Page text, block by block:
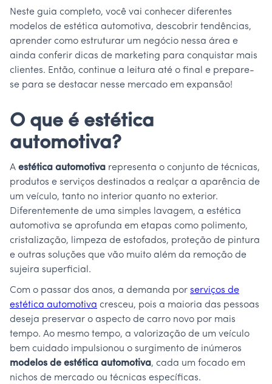
Neste guia completo, você vai conhecer diferentes
modelos de estética automotiva, descobrir tendências,
aprender como estruturar um negócio nessa área e
ainda conferir dicas de marketing para conquistar mais
clientes. Então, continue a leitura até o final e prepare-
se para se destacar nesse mercado em expansão!
O que é estética
automotiva?
A estética automotiva representa o conjunto de técnicas,
produtos e serviços destinados a realçar a aparência de
um veículo, tanto no interior quanto no exterior.
Diferentemente de uma simples lavagem, a estética
automotiva se aprofunda em etapas como polimento,
cristalização, limpeza de estofados, proteção de pintura
e outras soluções que vão muito além da remoção de
sujeira superficial.
Com o passar dos anos, a demanda por serviços de
estética automotiva cresceu, pois a maioria das pessoas
deseja preservar o aspecto de carro novo por mais
tempo. Ao mesmo tempo, a valorização de um veículo
bem cuidado impulsionou o surgimento de inúmeros
modelos de estética automotiva, cada um focado em
nichos de mercado ou técnicas específicas.